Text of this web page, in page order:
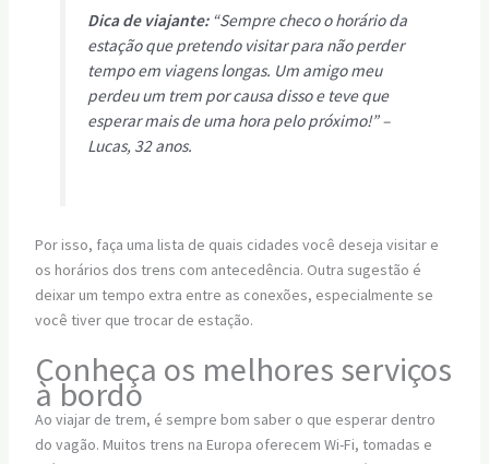
Dica de viajante:“Sempre checo o horário da
estação que pretendo visitar para não perder
tempo em viagens longas. Um amigo meu
perdeu um trem por causa disso e teve que
esperar mais de uma hora pelo próximo!” –
Lucas, 32 anos.
Por isso, faça uma lista de quais cidades você deseja visitar e
os horários dos trens com antecedência. Outra sugestão é
deixar um tempo extra entre as conexões, especialmente se
você tiver que trocar de estação.
Conheça os melhores serviços
à bordo
Ao viajar de trem, é sempre bom saber o que esperar dentro
do vagão. Muitos trens na Europa oferecem Wi-Fi, tomadas e